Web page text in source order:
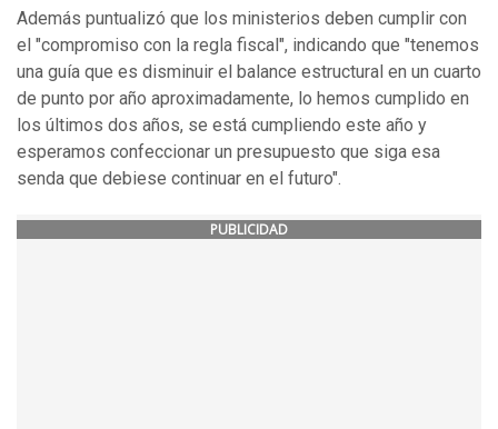
Además puntualizó que los ministerios deben cumplir con
el "compromiso con la regla fiscal", indicando que "tenemos
una guía que es disminuir el balance estructural en un cuarto
de punto por año aproximadamente, lo hemos cumplido en
los últimos dos años, se está cumpliendo este año y
esperamos confeccionar un presupuesto que siga esa
senda que debiese continuar en el futuro".
PUBLICIDAD